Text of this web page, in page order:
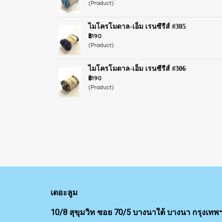
(Product)
ไมโครโมดาล-เอ็ม เรนซีรีส์ #305
฿190
(Product)
ไมโครโมดาล-เอ็ม เรนซีรีส์ #306
฿190
(Product)
เดอะลูม
10/8 สุขุมวิท ซอย 70/5 บางนาใต้ บางนา กรุงเทพ